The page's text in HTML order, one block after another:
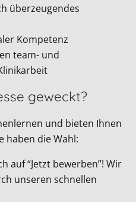
überzeugendes
Kompetenz
team- und
geweckt?
und bieten Ihnen
haben die Wahl:
auf “Jetzt bewerben”! Wir
unseren schnellen